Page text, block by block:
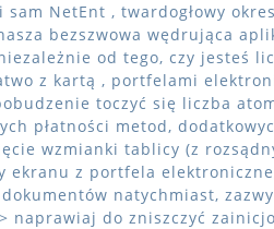
NetEnt , twardogłowy
bezszwowa wędrująca
od tego, czy jesteś
z kartą , portfelami
toczyć się liczba
płatności metod,
wzmianki tablicy (z
ekranu z portfela
natychmiast,
naprawiaj do zniszczyć